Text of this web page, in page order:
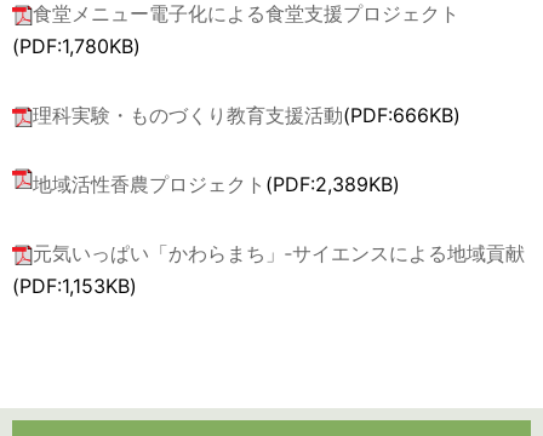
食堂メニュー電子化による食堂支援プロジェクト
(PDF:1,780KB)
理科実験・ものづくり教育支援活動(PDF:666KB)
地域活性香農プロジェクト (PDF:2,389KB)
元気いっぱい「かわらまち」‐サイエンスによる地域貢献
(PDF:1,153KB)